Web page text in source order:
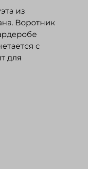
из
Воротник
с
для